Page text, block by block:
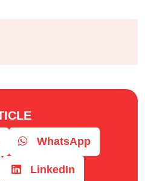
WhatsApp
LinkedIn